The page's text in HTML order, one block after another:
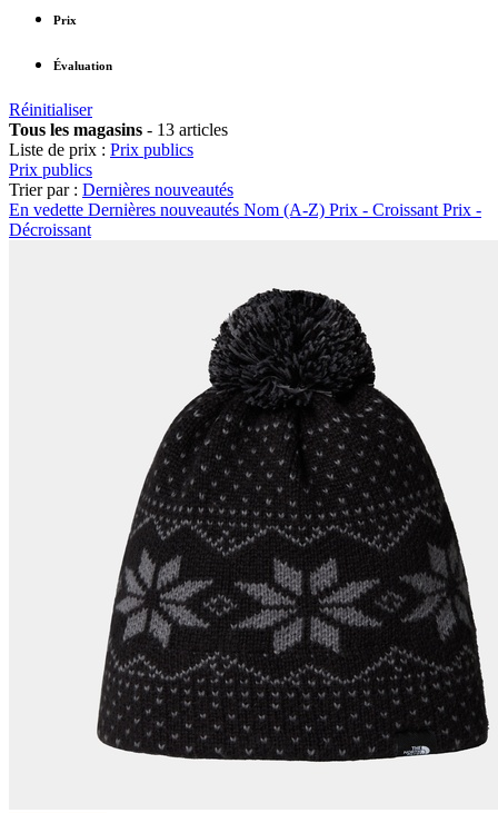
Prix
Évaluation
Réinitialiser
Tous les magasins - 13 articles
Liste de prix : Prix publics
Prix publics
Trier par : Dernières nouveautés
En vedette Dernières nouveautés Nom (A-Z) Prix - Croissant Prix -
Décroissant